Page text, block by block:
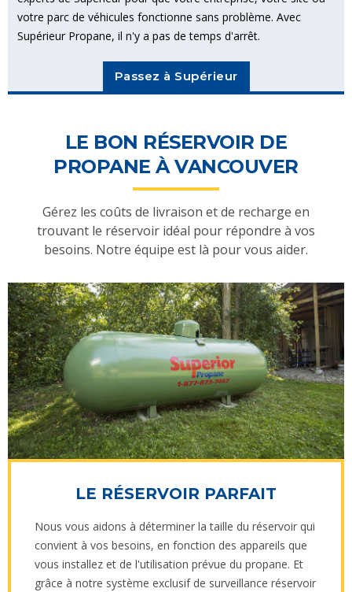
votre parc de véhicules fonctionne sans problème. Avec
Supérieur Propane, il n'y a pas de temps d'arrêt.
Passez à Supérieur
LE BON RÉSERVOIR DE
PROPANE À VANCOUVER
Gérez les coûts de livraison et de recharge en
trouvant le réservoir idéal pour répondre à vos
besoins. Notre équipe est là pour vous aider.
LE RÉSERVOIR PARFAIT
Nous vous aidons à déterminer la taille du réservoir qui
convient à vos besoins, en fonction des appareils que
vous installez et de l'utilisation prévue du propane. Et
grâce à notre système exclusif de surveillance réservoir